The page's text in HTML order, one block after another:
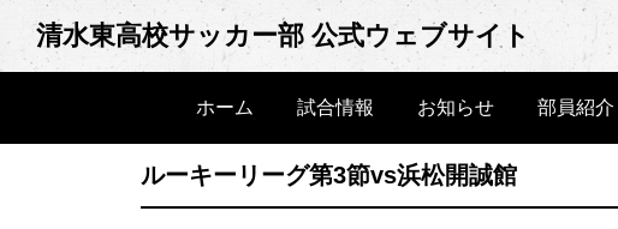
to
content
清水東高校サッカー部 公式ウェブサイト
ホーム 試合情報 お知らせ 部員紹介
ルーキーリーグ第3節vs浜松開誠館